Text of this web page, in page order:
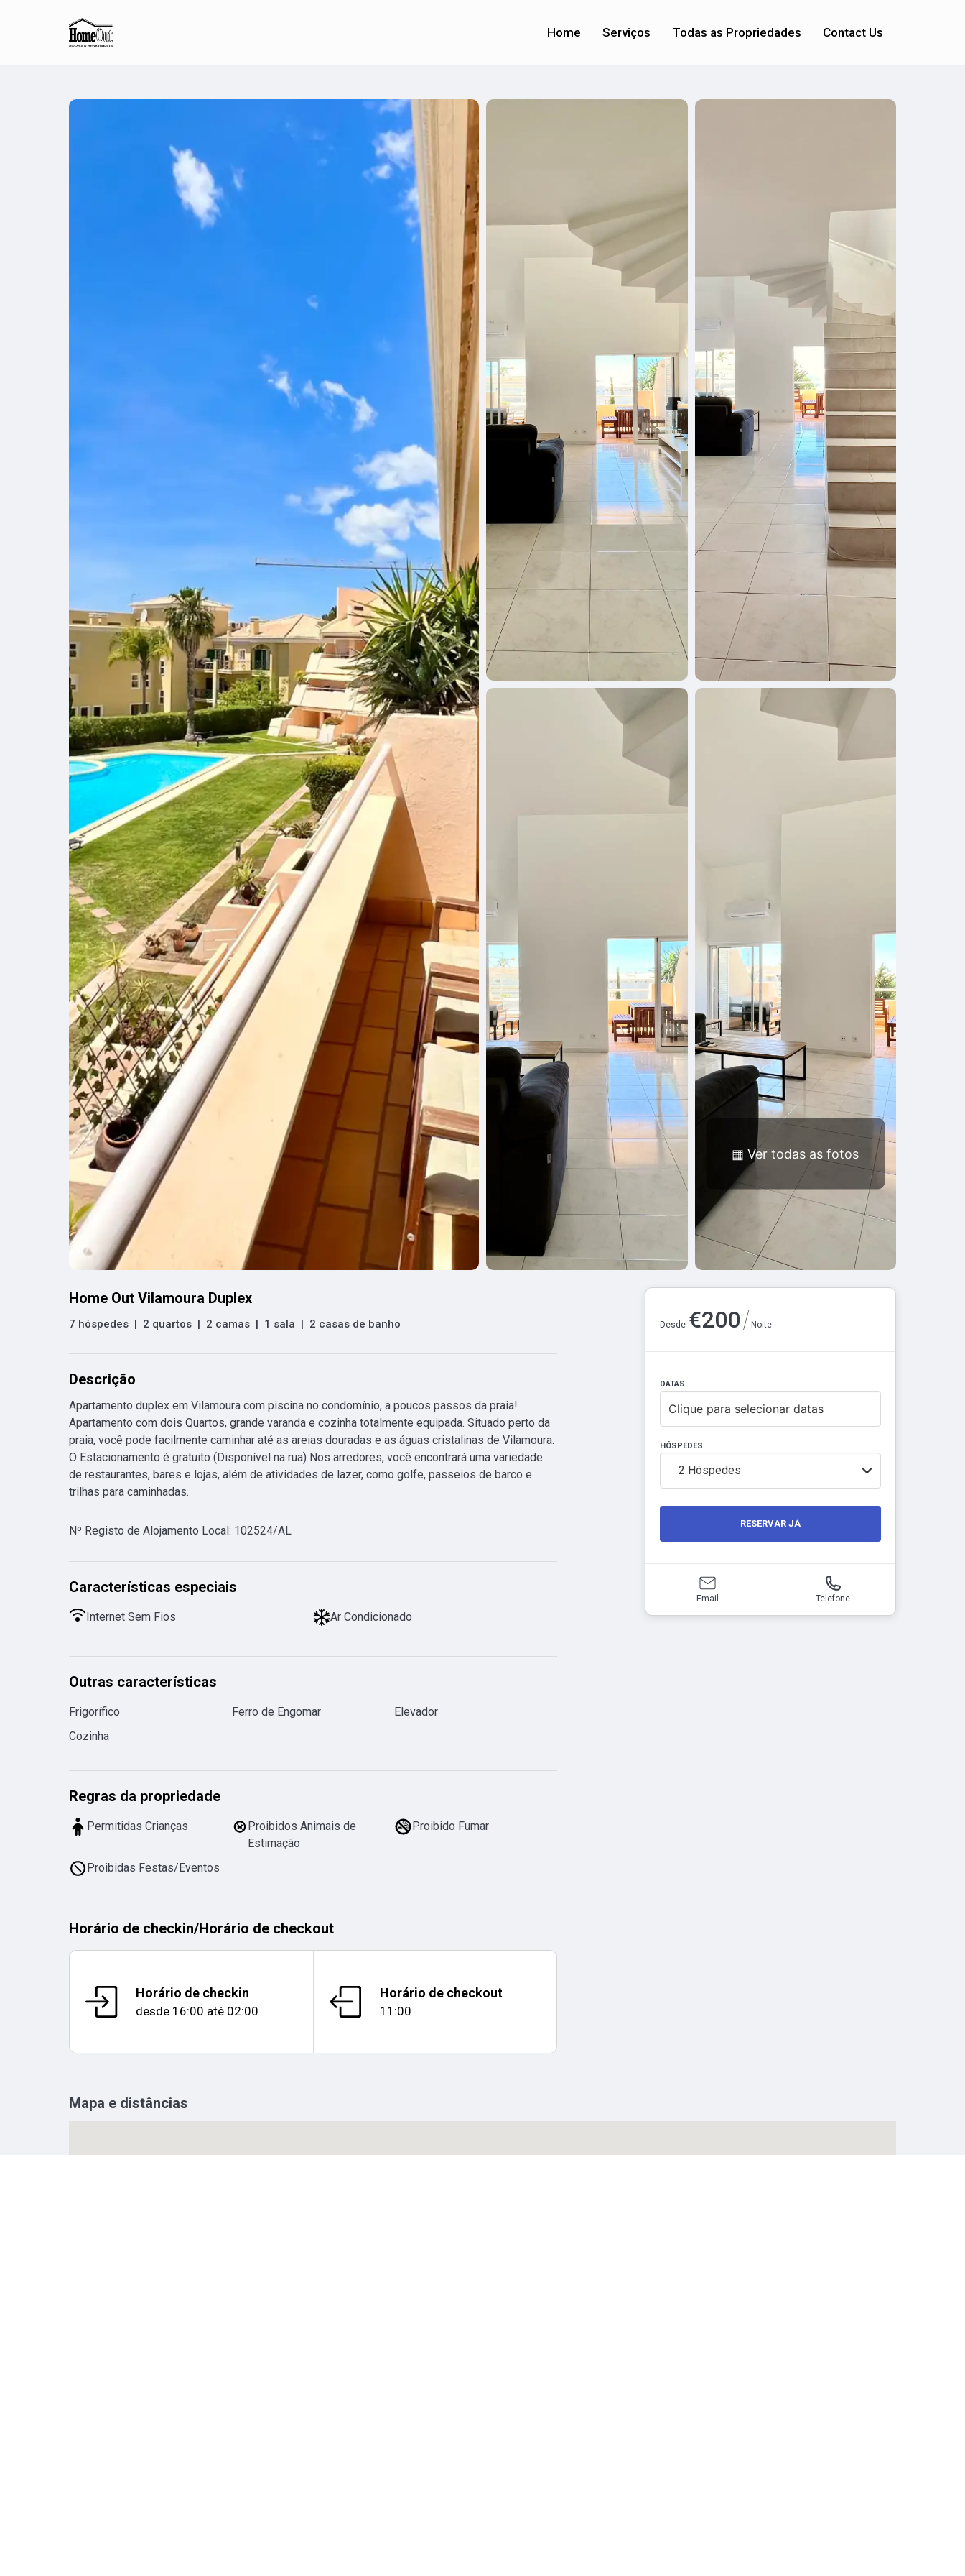
Home Serviços Todas as Propriedades Contact Us
▦Ver todas as fotos
Home Out Vilamoura Duplex
7 hóspedes | 2 quartos | 2 camas | 1 sala | 2 casas de banho
Descrição
Apartamento duplex em Vilamoura com piscina no condomínio, a poucos passos da praia!
Apartamento com dois Quartos, grande varanda e cozinha totalmente equipada. Situado perto da
praia, você pode facilmente caminhar até as areias douradas e as águas cristalinas de Vilamoura.
O Estacionamento é gratuito (Disponível na rua) Nos arredores, você encontrará uma variedade
de restaurantes, bares e lojas, além de atividades de lazer, como golfe, passeios de barco e
trilhas para caminhadas.
Nº Registo de Alojamento Local: 102524/AL
Características especiais
Internet Sem Fios Ar Condicionado
Outras características
Frigorífico Ferro de Engomar
Elevador
Cozinha
Regras da propriedade
Permitidas Crianças
Proibidos Animais de
Estimação
Proibido Fumar
Proibidas Festas/Eventos
Horário de checkin/Horário de checkout
Horário de checkin
desde 16:00 até 02:00
Horário de checkout
11:00
Desde €200/ Noite
DATAS
Clique para selecionar datas
HÓSPEDES
2 Hóspedes
RESERVAR JÁ
Email Telefone
Mapa e distâncias